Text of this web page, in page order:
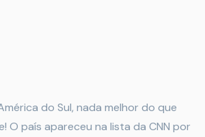
do Sul, nada melhor do que
O país apareceu na lista da CNN por